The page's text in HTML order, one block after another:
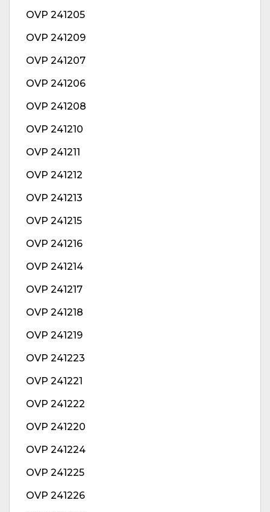
OVP 241205
OVP 241209
OVP 241207
OVP 241206
OVP 241208
OVP 241210
OVP 241211
OVP 241212
OVP 241213
OVP 241215
OVP 241216
OVP 241214
OVP 241217
OVP 241218
OVP 241219
OVP 241223
OVP 241221
OVP 241222
OVP 241220
OVP 241224
OVP 241225
OVP 241226